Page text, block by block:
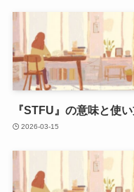
『STFU』の意味と使
2026-03-15